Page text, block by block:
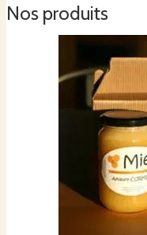
Nos produits